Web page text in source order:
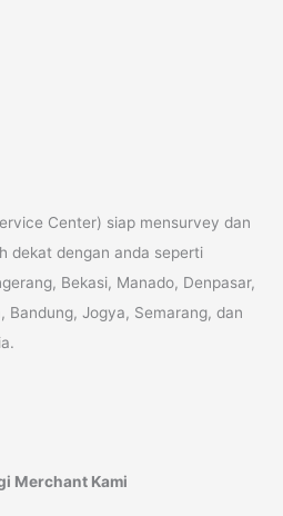
Center) siap mensurvey dan
dekat dengan anda seperti
Bekasi, Manado, Denpasar,
Bandung, Jogya, Semarang, dan
Merchant Kami